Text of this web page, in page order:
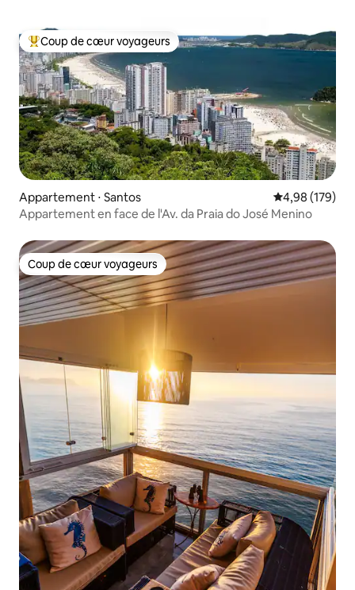
Coups de cœur voyageurs les plus appréciés
Coup de cœur voyageurs
Appartement ⋅ Santos Évaluation
4,98 (179)
Appartement en face de l'Av. da Praia do José Menino
Coup de cœur voyageurs
Coup de cœur voyageurs